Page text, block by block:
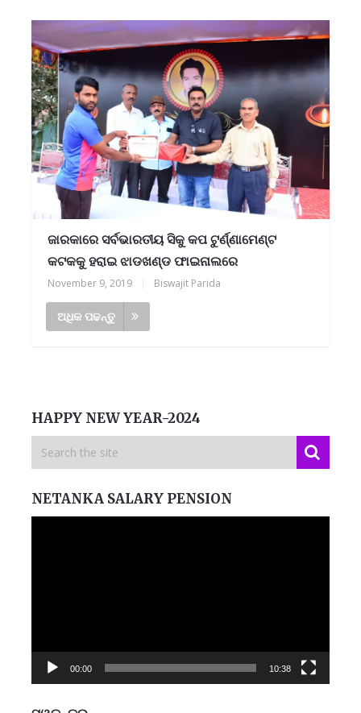
ଜାରକାରେ ସର୍ବଭାରତୀୟ ସିକୁ କପ ଟୁର୍ଣ୍ଣାମେଣ୍ଟ
କଟକକୁ ହରାଇ ଝାଡଖଣ୍ଡ ଫାଇନାଲରେ
November 9, 2019 Biswajit Parida
ଅଧିକ ପଢନ୍ତୁ
HAPPY NEW YEAR-2024
NETANKA SALARY PENSION
00:00 10:38